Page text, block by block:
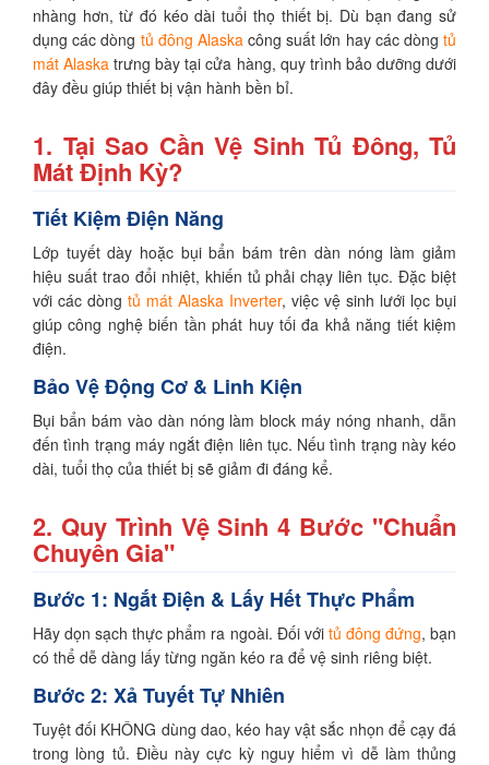
nhàng hơn, từ đó kéo dài tuổi thọ thiết bị. Dù bạn đang sử
dụng các dòng tủ đông Alaskacông suất lớn hay các dòngtủ
mát Alaska trưng bày tại cửa hàng, quy trình bảo dưỡng dưới
đây đều giúp thiết bị vận hành bền bỉ.
1. Tại Sao Cần Vệ Sinh Tủ Đông, Tủ
Mát Định Kỳ?
Tiết Kiệm Điện Năng
Lớp tuyết dày hoặc bụi bẩn bám trên dàn nóng làm giảm
hiệu suất trao đổi nhiệt, khiến tủ phải chạy liên tục. Đặc biệt
với các dòng tủ mát Alaska Inverter, việc vệ sinh lưới lọc bụi
giúp công nghệ biến tần phát huy tối đa khả năng tiết kiệm
điện.
Bảo Vệ Động Cơ & Linh Kiện
Bụi bẩn bám vào dàn nóng làm block máy nóng nhanh, dẫn
đến tình trạng máy ngắt điện liên tục. Nếu tình trạng này kéo
dài, tuổi thọ của thiết bị sẽ giảm đi đáng kể.
2. Quy Trình Vệ Sinh 4 Bước "Chuẩn
Chuyên Gia"
Bước 1: Ngắt Điện & Lấy Hết Thực Phẩm
Hãy dọn sạch thực phẩm ra ngoài. Đối với tủ đông đứng, bạn
có thể dễ dàng lấy từng ngăn kéo ra để vệ sinh riêng biệt.
Bước 2: Xả Tuyết Tự Nhiên
Tuyệt đối KHÔNG dùng dao, kéo hay vật sắc nhọn để cạy đá
trong lòng tủ. Điều này cực kỳ nguy hiểm vì dễ làm thủng